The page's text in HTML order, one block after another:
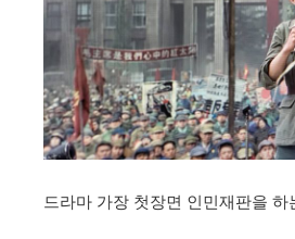
드라마 가장 첫장면 인민재판을